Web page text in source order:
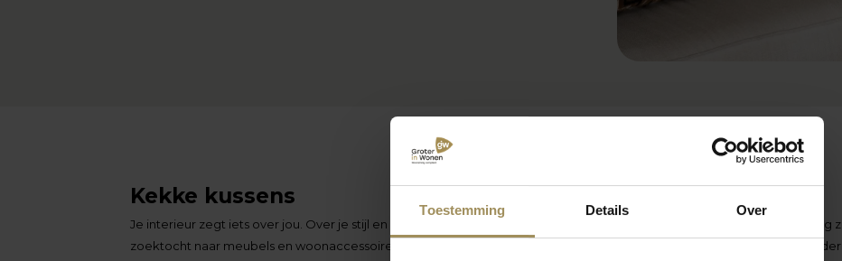
Toestemming Details Over
Kekke kussens
Je interieur zegt iets over jou. Over je stijl en over je smaak, over de kleuren en ontwerpen die jou aanspreken. Gelukkig
zoektocht naar meubels en woonaccessoires die bij jou passen geen kruistocht hoeft te worden. Landelijk, strak &